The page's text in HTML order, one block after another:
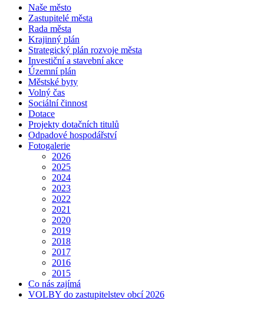
Naše město
Zastupitelé města
Rada města
Krajinný plán
Strategický plán rozvoje města
Investiční a stavební akce
Územní plán
Městské byty
Volný čas
Sociální činnost
Dotace
Projekty dotačních titulů
Odpadové hospodářství
Fotogalerie
2026
2025
2024
2023
2022
2021
2020
2019
2018
2017
2016
2015
Co nás zajímá
VOLBY do zastupitelstev obcí 2026